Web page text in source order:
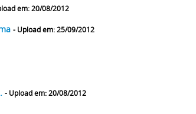
em: 20/08/2012
- Upload em: 25/09/2012
- Upload em: 20/08/2012